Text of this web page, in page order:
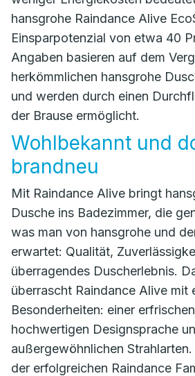
hansgrohe Raindance Alive
Einsparpotenzial von etwa 40
Angaben basieren auf dem
herkömmlichen hansgrohe
und werden durch einen
der Brause ermöglicht.
Wohlbekannt und
brandneu
Mit Raindance Alive bringt
Dusche ins Badezimmer, die
was man von hansgrohe und
erwartet: Qualität,
überragendes Duscherlebnis.
überrascht Raindance Alive mit
Besonderheiten: einer
hochwertigen Designsprache
außergewöhnlichen
der erfolgreichen Raindance